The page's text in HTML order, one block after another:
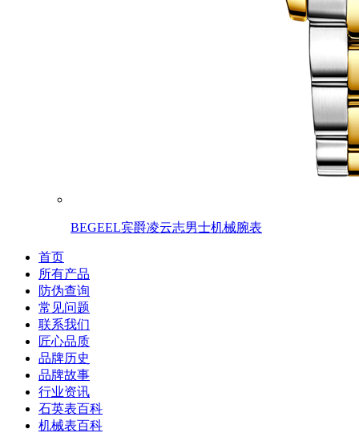
BEGEEL宾爵凌云志男士机械腕表
首页
所有产品
防伪查询
常见问题
联系我们
匠心品质
品牌历史
品牌故事
行业资讯
石英表百科
机械表百科